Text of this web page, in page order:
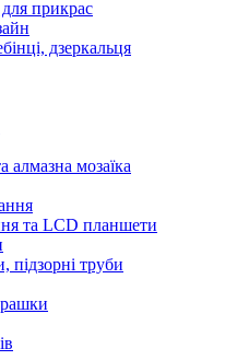
прикрас
дзеркальця
мозаїка
та LCD планшети
підзорні труби